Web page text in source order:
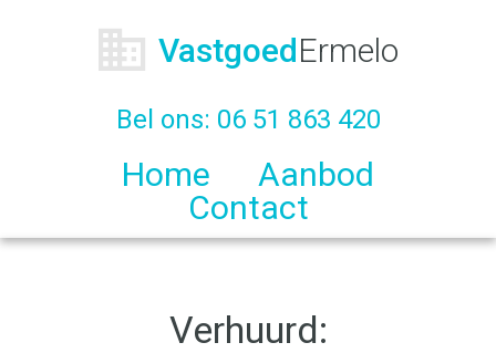
VastgoedErmelo
Bel ons: 06 51 863 420
Home
Aanbod
Contact
Verhuurd: